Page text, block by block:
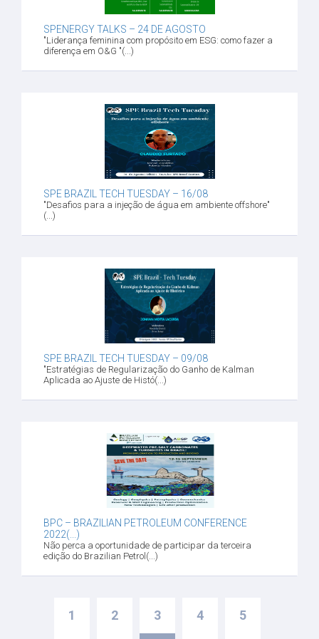
SPENERGY TALKS – 24 DE AGOSTO
"Liderança feminina com propósito em ESG: como fazer a
diferença em O&G "(...)
SPE BRAZIL TECH TUESDAY – 16/08
"Desafios para a injeção de água em ambiente offshore"
(...)
SPE BRAZIL TECH TUESDAY – 09/08
"Estratégias de Regularização do Ganho de Kalman
Aplicada ao Ajuste de Histó(...)
BPC – BRAZILIAN PETROLEUM CONFERENCE
2022(...)
Não perca a oportunidade de participar da terceira
edição do Brazilian Petrol(...)
1 2 3 4 5